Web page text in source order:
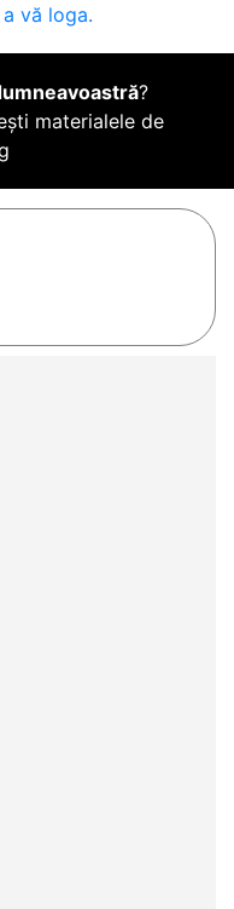
vă loga.
?
materialele de